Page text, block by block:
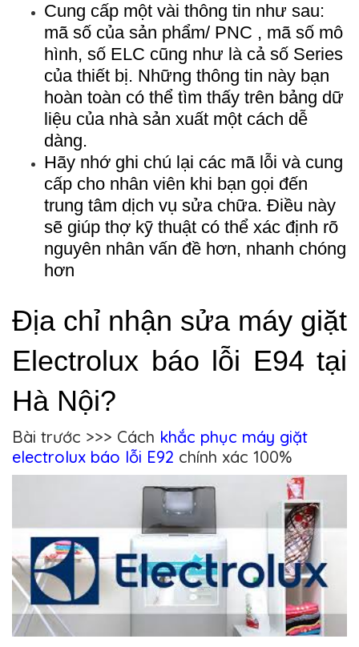
Cung cấp một vài thông tin như sau:
mã số của sản phẩm/ PNC , mã số mô
hình, số ELC cũng như là cả số Series
của thiết bị. Những thông tin này bạn
hoàn toàn có thể tìm thấy trên bảng dữ
liệu của nhà sản xuất một cách dễ
dàng.
Hãy nhớ ghi chú lại các mã lỗi và cung
cấp cho nhân viên khi bạn gọi đến
trung tâm dịch vụ sửa chữa. Điều này
sẽ giúp thợ kỹ thuật có thể xác định rõ
nguyên nhân vấn đề hơn, nhanh chóng
hơn
Địa chỉ nhận sửa máy giặt
Electrolux báo lỗi E94 tại
Hà Nội?
Bài trước >>> Cách khắc phục máy giặt
electrolux báo lỗi E92 chính xác 100%